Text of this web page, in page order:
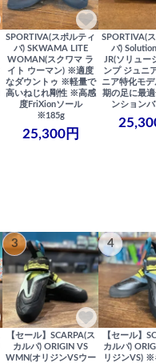
SPORTIVA(スポルティ
バ) SKWAMA LITE
WOMAN(スクワマ ラ
イト ウーマン) ※適度
なダウントゥ ※軽量で
高いねじれ剛性 ※高感
度FriXionソール
※185g
25,300円
SPORTIVA(
バ)
JR(ソリュー
ンプ ジュニ
ニア特化モ
期の足に最
ンション
3
【セール】SCARPA(ス
カルパ) ORIGIN VS
WMN(オリジンVSウー
4
【セール】
カルパ)
リジンVS) ※